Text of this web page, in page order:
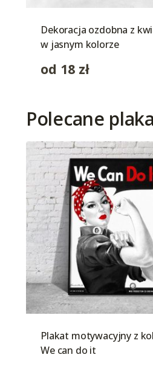
Dekoracja ozdobna z
w jasnym kolorze
od 18 zł
Polecane
Plakat motywacyjny z
We can do it